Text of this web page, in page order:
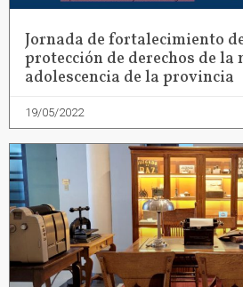
Jornada de fortalecimiento
protección de derechos de la
adolescencia de la provincia
19/05/2022